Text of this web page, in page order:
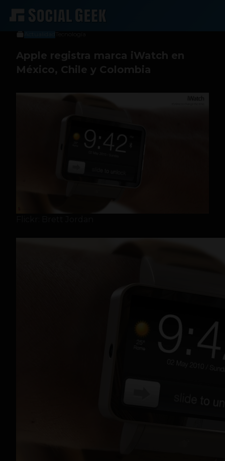
Luis C. C. Rodríguez
2 de julio de 2013
Apple registra marca iWatch en
México, Chile y Colombia